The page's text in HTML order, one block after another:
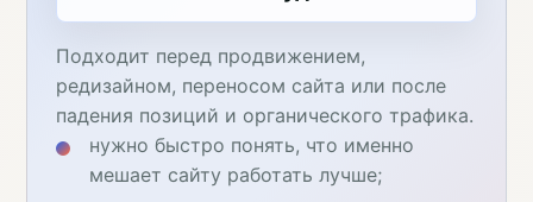
Подходит перед продвижением,
редизайном, переносом сайта или после
падения позиций и органического трафика.
нужно быстро понять, что именно
мешает сайту работать лучше;